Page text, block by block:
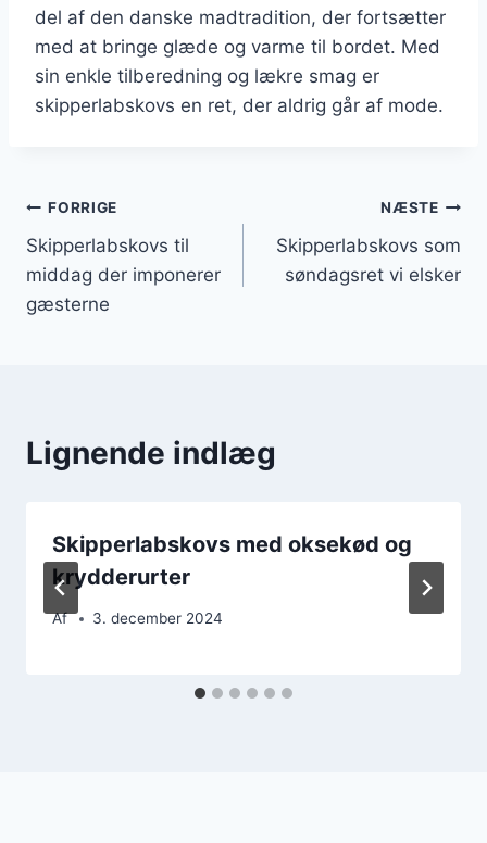
del af den danske madtradition, der fortsætter
med at bringe glæde og varme til bordet. Med
sin enkle tilberedning og lækre smag er
skipperlabskovs en ret, der aldrig går af mode.
Indlægsnavigation
FORRIGE
Skipperlabskovs til
middag der imponerer
gæsterne
NÆSTE
Skipperlabskovs som
søndagsret vi elsker
Lignende indlæg
Skipperlabskovs med oksekød og
krydderurter
Af 3. december 2024